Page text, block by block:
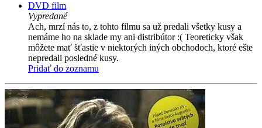
DVD film
Vypredané
Ach, mrzí nás to, z tohto filmu sa už predali všetky kusy a
nemáme ho na sklade my ani distribútor :( Teoreticky však
môžete mať šťastie v niektorých iných obchodoch, ktoré ešte
nepredali posledné kusy.
Pridať do zoznamu